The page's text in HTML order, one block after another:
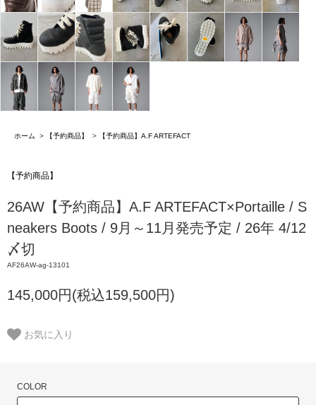
ホーム > 【予約商品】 > 【予約商品】A.F ARTEFACT
【予約商品】
26AW【予約商品】A.F ARTEFACT×Portaille / S
neakers Boots / 9月～11月発売予定 / 26年 4/12
〆切
AF26AW-ag-13101
145,000円(税込159,500円)
お気に入り
COLOR